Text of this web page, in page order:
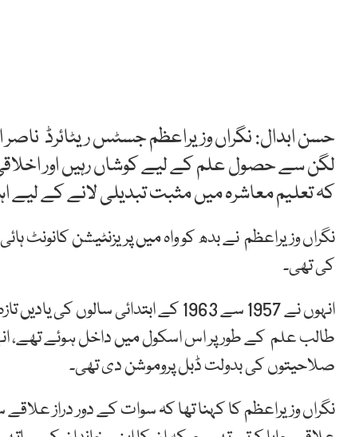
حسن ابدال: نگراں وزیراعظم جسٹس ریٹائرڈ
لگن سے حصول علم کے لیے کوشاں رہیں اور اخلاقی
کہ تعلیم معاشرہ میں مثبت تبدیلی لانے کے لیے
نگراں وزیراعظم نے بدھ کو واہ میں پریزنٹیشن کانونٹ
کی تھی۔
طالب علم کے طور پر اس اسکول میں داخل ہوئے تھے،
صلاحیتوں کی بدولت ڈبل پروموشن دی تھی۔